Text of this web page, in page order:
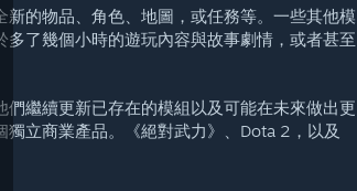
的物品、角色、地圖，或任務等。一些其他模
了幾個小時的遊玩內容與故事劇情，或者甚至
繼續更新已存在的模組以及可能在未來做出更
立商業產品。《絕對武力》、Dota 2，以及